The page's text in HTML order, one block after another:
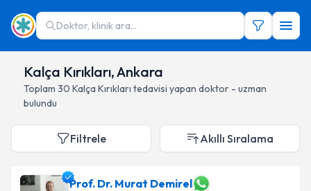
Doktor, klinik ara...
Kalça Kırıkları, Ankara
Toplam 30 Kalça Kırıkları tedavisi yapan doktor - uzman
bulundu
Filtrele Akıllı Sıralama
Prof. Dr. Murat Demirel